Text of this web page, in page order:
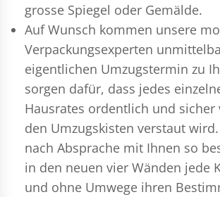
grosse Spiegel oder Gemälde.
Auf Wunsch kommen unsere
Verpackungsexperten
eigentlichen Umzugstermin zu
sorgen dafür, dass jedes
Hausrates ordentlich und sicher
den Umzugskisten verstaut
nach Absprache mit Ihnen so
in den neuen vier Wänden jede
und ohne Umwege ihren